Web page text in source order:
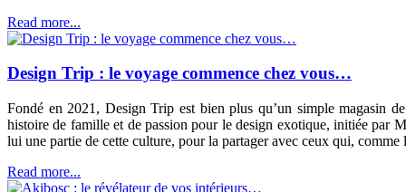
Read more...
Design Trip : le voyage commence chez vous…
Fondé en 2021, Design Trip est bien plus qu’un simple magasin
histoire de famille et de passion pour le design exotique, initiée par
lui une partie de cette culture, pour la partager avec ceux qui,
Read more...